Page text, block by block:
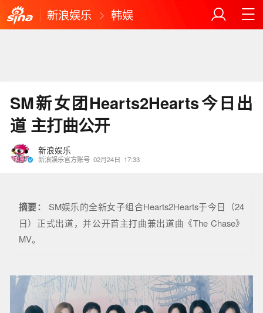
新浪娱乐 韩娱
SM新女团Hearts2Hearts今日出
道 主打曲公开
新浪娱乐
新浪娱乐官方账号 02月24日 17:33
摘要：
SM娱乐的全新女子组合Hearts2Hearts于今日（24
日）正式出道，并公开首主打曲兼出道曲《The Chase》
MV。